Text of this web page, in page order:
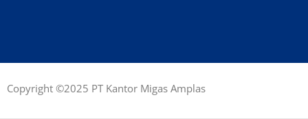
Copyright ©2025 PT Kantor Migas Amplas